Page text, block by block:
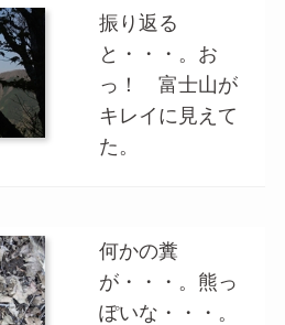
振り返る
と・・・。お
っ！ 富士山が
キレイに見えて
た。
何かの糞
が・・・。熊っ
ぽいな・・・。